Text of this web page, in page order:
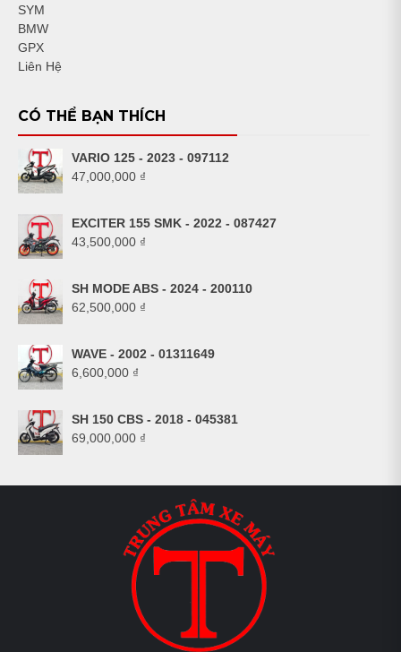
SYM
BMW
GPX
Liên Hệ
CÓ THỂ BẠN THÍCH
VARIO 125 - 2023 - 097112
47,000,000 ₫
EXCITER 155 SMK - 2022 - 087427
43,500,000 ₫
SH MODE ABS - 2024 - 200110
62,500,000 ₫
WAVE - 2002 - 01311649
6,600,000 ₫
SH 150 CBS - 2018 - 045381
69,000,000 ₫